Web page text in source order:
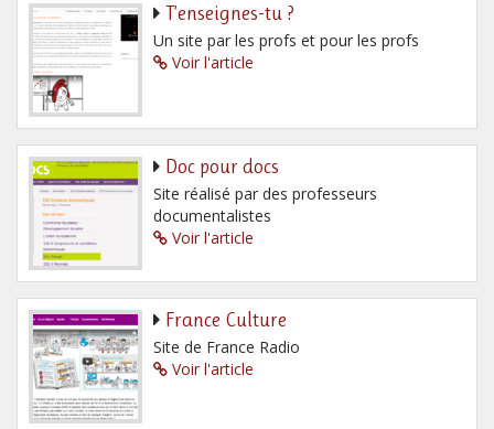
T’enseignes-tu ?
Un site par les profs et pour les profs
Voir l'article
Doc pour docs
Site réalisé par des professeurs
documentalistes
Voir l'article
France Culture
Site de France Radio
Voir l'article